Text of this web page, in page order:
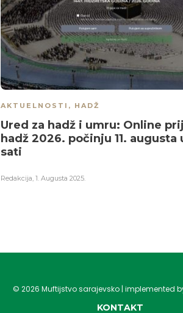
AKTUELNOSTI , HADŽ
Ured za hadž i umru: Online
hadž 2026. počinju 11. augusta
sati
Redakcija, 1. Augusta 2025.
© 2026 Muftijstvo sarajevsko | implemented
KONTAKT